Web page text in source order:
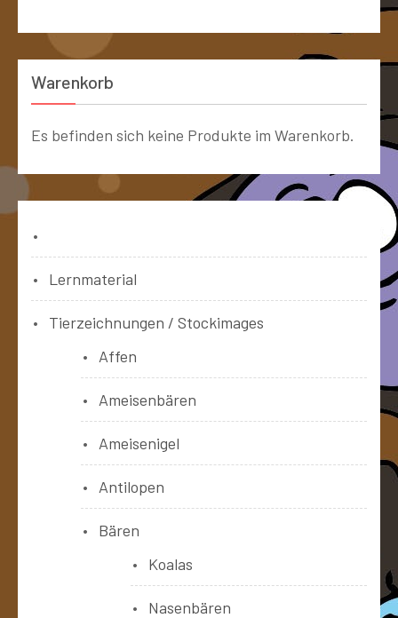
Warenkorb
Es befinden sich keine Produkte im Warenkorb.
Lernmaterial
Tierzeichnungen / Stockimages
Affen
Ameisenbären
Ameisenigel
Antilopen
Bären
Koalas
Nasenbären